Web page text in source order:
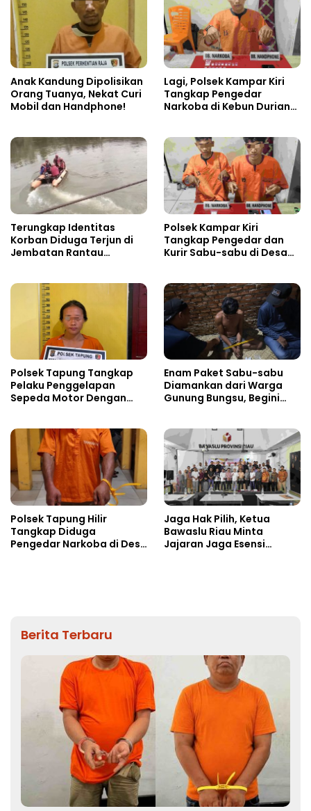
Anak Kandung Dipolisikan
Orang Tuanya, Nekat Curi
Mobil dan Handphone!
Lagi, Polsek Kampar Kiri
Tangkap Pengedar
Narkoba di Kebun Durian
Terungkap Identitas
Korban Diduga Terjun di
Jembatan Rantau
Polsek Kampar Kiri
Tangkap Pengedar dan
Kurir Sabu-sabu di Desa
Polsek Tapung Tangkap
Pelaku Penggelapan
Sepeda Motor Dengan
Enam Paket Sabu-sabu
Diamankan dari Warga
Gunung Bungsu, Begini
Polsek Tapung Hilir
Tangkap Diduga
Pengedar Narkoba di Desa
Jaga Hak Pilih, Ketua
Bawaslu Riau Minta
Jajaran Jaga Esensi
Berita Terbaru